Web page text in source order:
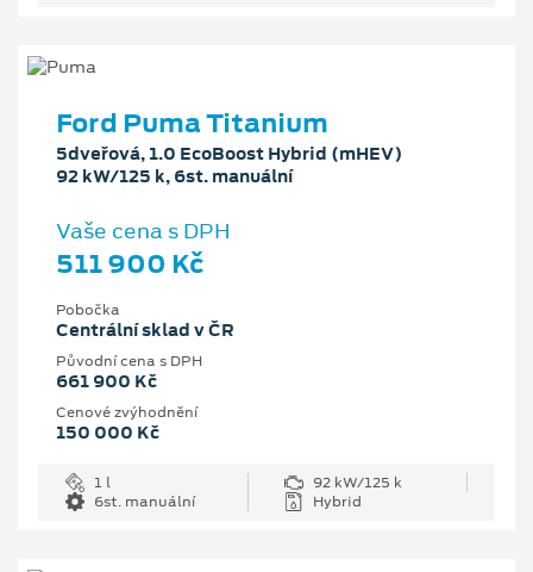
Ford Puma Titanium
5dveřová, 1.0 EcoBoost Hybrid (mHEV)
92 kW/125 k, 6st. manuální
Vaše cena s DPH
511 900 Kč
Pobočka
Centrální sklad v ČR
Původní cena s DPH
661 900 Kč
Cenové zvýhodnění
150 000 Kč
1 l
92 kW/125 k
6st. manuální
Hybrid